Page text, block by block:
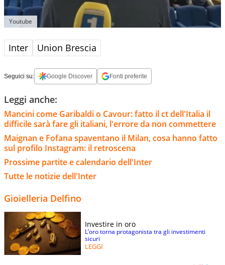
Youtube
Inter Union Brescia
Seguici su: Google Discover Fonti preferite
Leggi anche:
Mancini come Garibaldi o Cavour: fatto il ct dell'Italia il
difficile sarà fare gli italiani, l'errore da non commettere
Maignan e Fofana spaventano il Milan, cosa hanno fatto
sul profilo Instagram: il retroscena
Prossime partite e calendario dell'Inter
Tutte le notizie dell'Inter
Gioielleria Delfino
Investire in oro
L’oro torna protagonista tra gli investimenti
sicuri
LEGGI